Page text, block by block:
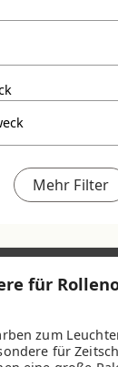
Mehr Filter
für
zum
für